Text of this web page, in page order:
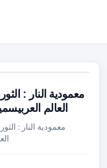
معمودية النار :
العالم
معمودية النار :